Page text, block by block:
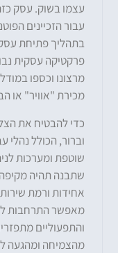
עצמו בשוק. עסק
עבור הזכיינים
בתהליך פתיחת עסק
פרקטיקה עסקית
מרצונו וכספו
מכירת "אוויר" או
כדי להבטיח את
וברור, הכולל נהלי
שוטפת ומערכות
שתבנה תהיה מקיפה
אחידות ורמת שירות
מאפשר התרחבות ללא
והתפעוליים
מהצמיחה ומהגעה